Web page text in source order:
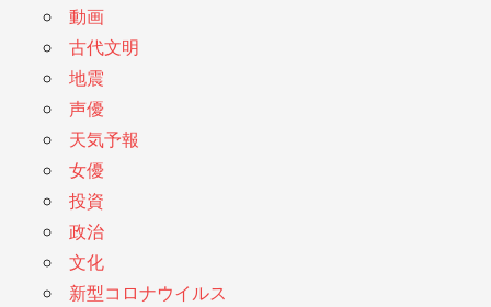
動画
古代文明
地震
声優
天気予報
女優
投資
政治
文化
新型コロナウイルス